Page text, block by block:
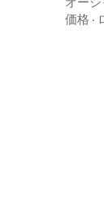
ーハ
価格 ·